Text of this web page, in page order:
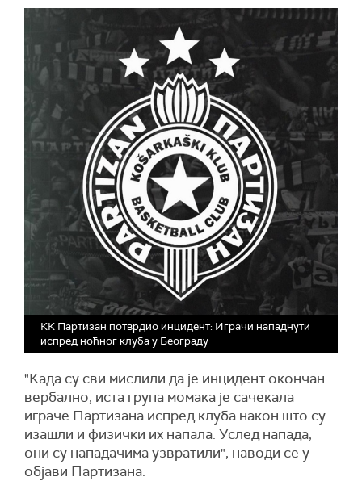
КК Партизан потврдио инцидент: Играчи нападнути
испред ноћног клуба у Београду
"Када су сви мислили да је инцидент окончан
вербално, иста група момака је сачекала
играче Партизана испред клуба након што су
изашли и физички их напала. Услед напада,
они су нападачима узвратили", наводи се у
објави Партизана.